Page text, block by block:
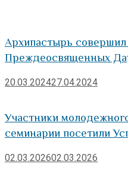
Архипастырь
Преждеосвященных
20.03.202427.04.2024
Участники
семинарии посетили
02.03.202602.03.2026